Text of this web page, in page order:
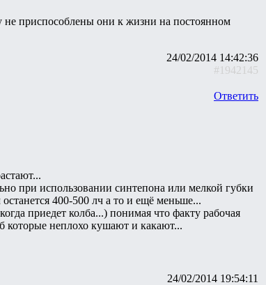
не приспособлены они к жизни на постоянном
24/02/2014 14:42:36
#1942145
Ответить
при использовании синтепона или мелкой губки
400-500 лч а то и ещё меньше...
приедет колба...) понимая что факту рабочая
которые неплохо кушают и какают...
24/02/2014 19:54:11